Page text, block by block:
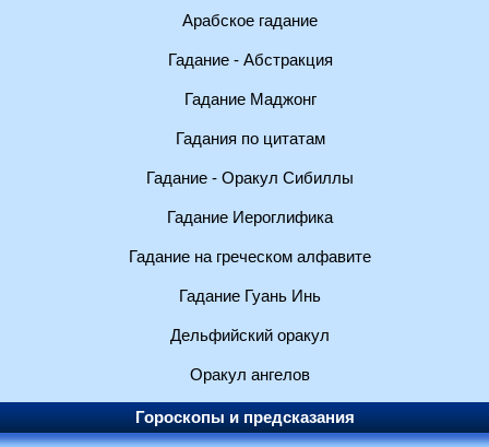
Арабское гадание
Гадание - Абстракция
Гадание Маджонг
Гадания по цитатам
Гадание - Оракул Сибиллы
Гадание Иероглифика
Гадание на греческом алфавите
Гадание Гуань Инь
Дельфийский оракул
Оракул ангелов
Гороскопы и предсказания